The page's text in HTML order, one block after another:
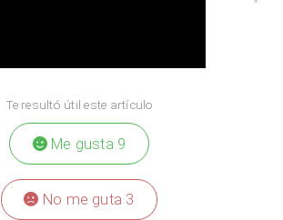
Te resultó útil este artículo
Me gusta 9
No me guta 3